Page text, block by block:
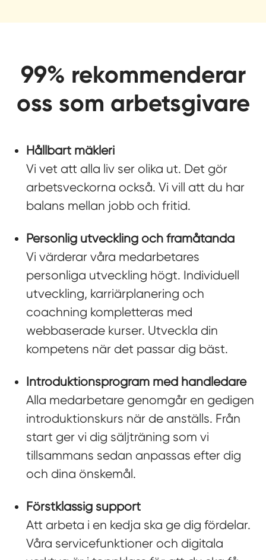
99% rekommenderar
oss som arbetsgivare
Hållbart mäkleri
Vi vet att alla liv ser olika ut. Det gör
arbetsveckorna också. Vi vill att du har
balans mellan jobb och fritid.
Personlig utveckling och framåtanda
Vi värderar våra medarbetares
personliga utveckling högt. Individuell
utveckling, karriärplanering och
coachning kompletteras med
webbaserade kurser. Utveckla din
kompetens när det passar dig bäst.
Introduktionsprogram med handledare
Alla medarbetare genomgår en gedigen
introduktionskurs när de anställs. Från
start ger vi dig säljträning som vi
tillsammans sedan anpassas efter dig
och dina önskemål.
Förstklassig support
Att arbeta i en kedja ska ge dig fördelar.
Våra servicefunktioner och digitala